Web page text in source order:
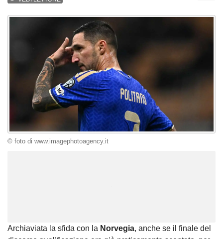
© foto di www.imagephotoagency.it
Archiaviata la sfida con la Norvegia, anche se il finale del